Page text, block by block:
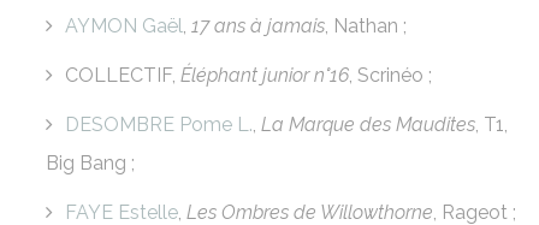
AYMON Gaël,17 ans à jamais, Nathan ;
COLLECTIF,Éléphant junior n°16, Scrinéo ;
DESOMBRE Pome L.,La Marque des Maudites, T1,
Big Bang ;
FAYE Estelle,Les Ombres de Willowthorne, Rageot ;